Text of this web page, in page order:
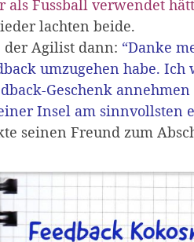
als Fussball verwendet
lachten beide.
der Agilist dann: “Danke
umzugehen habe.
Geschenk
Insel am sinnvollsten
seinen Freund zum